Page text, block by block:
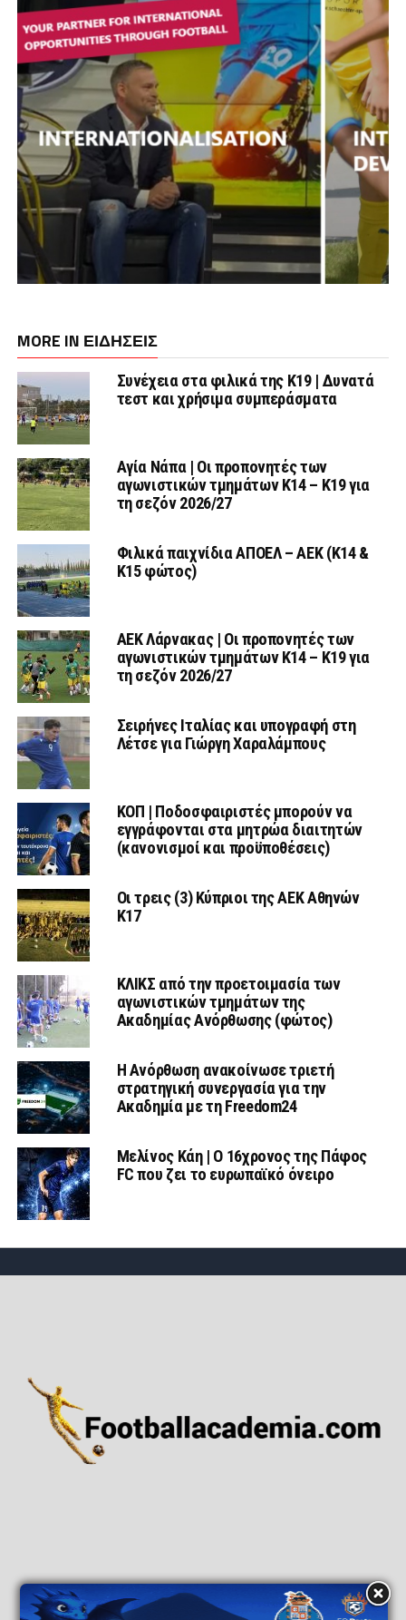
MORE IN ΕΙΔΗΣΕΙΣ
Συνέχεια στα φιλικά της Κ19 | Δυνατά
τεστ και χρήσιμα συμπεράσματα
Αγία Νάπα | Οι προπονητές των
αγωνιστικών τμημάτων Κ14 – Κ19 για
τη σεζόν 2026/27
Φιλικά παιχνίδια ΑΠΟΕΛ – ΑΕΚ (Κ14 &
Κ15 φώτος)
AEK Λάρνακας | Οι προπονητές των
αγωνιστικών τμημάτων Κ14 – Κ19 για
τη σεζόν 2026/27
Σειρήνες Ιταλίας και υπογραφή στη
Λέτσε για Γιώργη Χαραλάμπους
ΚΟΠ | Ποδοσφαιριστές μπορούν να
εγγράφονται στα μητρώα διαιτητών
(κανονισμοί και προϋποθέσεις)
Οι τρεις (3) Κύπριοι της ΑΕΚ Αθηνών
Κ17
ΚΛΙΚΣ από την προετοιμασία των
αγωνιστικών τμημάτων της
Ακαδημίας Ανόρθωσης (φώτος)
Η Ανόρθωση ανακοίνωσε τριετή
στρατηγική συνεργασία για την
Ακαδημία με τη Freedom24
Μελίνος Κάη | Ο 16χρονος της Πάφος
FC που ζει το ευρωπαϊκό όνειρο